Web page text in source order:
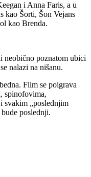
i Anna Faris, a u
kao Šorti, Šon Vejans
kao Brenda.
neobično poznatom ubici
nalazi na nišanu.
Film se poigrava
spinofovima,
svakim „poslednjim
poslednji.